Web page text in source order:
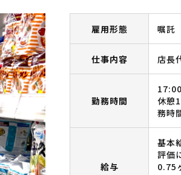
雇用形態 嘱託
仕事内容 店長
勤務時間
休憩
務時
給与
基本
評価
0.75